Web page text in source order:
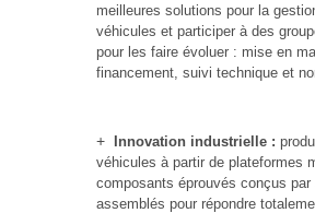
meilleures solutions pour la
véhicules et participer à des
pour les faire évoluer : mise en
financement, suivi technique et
Innovation industrielle :
véhicules à partir de plateformes
composants éprouvés conçus
assemblés pour répondre